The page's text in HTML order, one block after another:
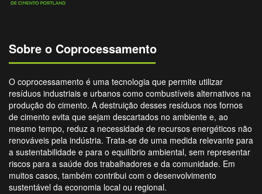
Sobre o Coprocessamento
O coprocessamento é uma tecnologia que permite utilizar
resíduos industriais e urbanos como combustíveis alternativos na
produção do cimento. A destruição desses resíduos nos fornos
de cimento evita que sejam descartados no ambiente e, ao
mesmo tempo, reduz a necessidade de recursos energéticos não
renováveis pela indústria. Trata-se de uma medida relevante para
a sustentabilidade e para o equilíbrio ambiental, sem representar
riscos para a saúde dos trabalhadores e da comunidade. Em
muitos casos, também contribui com o desenvolvimento
sustentável da economia local ou regional.